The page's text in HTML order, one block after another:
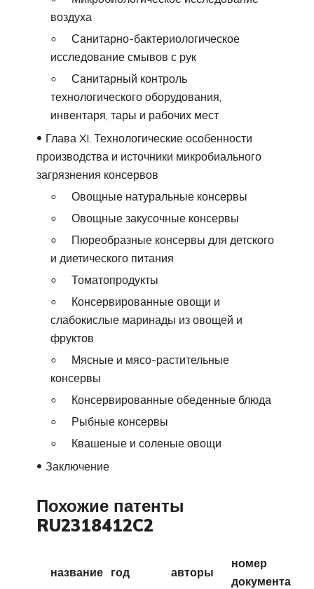
воздуха
Санитарно-бактериологическое
исследование смывов с рук
Санитарный контроль
технологического оборудования,
инвентаря, тары и рабочих мест
Глава XI. Технологические особенности
производства и источники микробиального
загрязнения консервов
Овощные натуральные консервы
Овощные закусочные консервы
Пюреобразные консервы для детского
и диетического питания
Томатопродукты
Консервированные овощи и
слабокислые маринады из овощей и
фруктов
Мясные и мясо-растительные
консервы
Консервированные обеденные блюда
Рыбные консервы
Квашеные и соленые овощи
Заключение
Похожие патенты
RU2318412C2
название год авторы
номер
документа